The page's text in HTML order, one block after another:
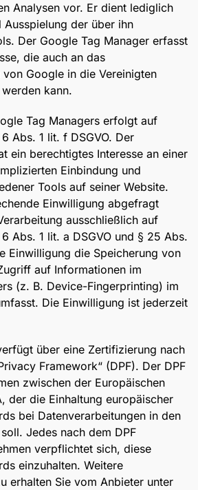
Analysen vor. Er dient lediglich
der über ihn
Der Google Tag Manager erfasst
die auch an das
von Google in die Vereinigten
kann.
Tag Managers erfolgt auf
Abs. 1 lit. f DSGVO. Der
ein berechtigtes Interesse an einer
Einbindung und
Tools auf seiner Website.
Einwilligung abgefragt
ausschließlich auf
Abs. 1 lit. a DSGVO und § 25 Abs.
Einwilligung die Speicherung von
auf Informationen im
(z. B. Device-Fingerprinting) im
Die Einwilligung ist jederzeit
über eine Zertifizierung nach
Framework“ (DPF). Der DPF
zwischen der Europäischen
der die Einhaltung europäischer
bei Datenverarbeitungen in den
Jedes nach dem DPF
verpflichtet sich, diese
einzuhalten. Weitere
erhalten Sie vom Anbieter unter